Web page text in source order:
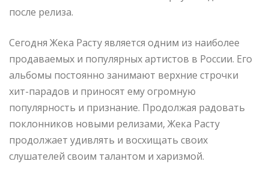
после релиза.
Сегодня Жека Расту является одним из наиболее
продаваемых и популярных артистов в России. Его
альбомы постоянно занимают верхние строчки
хит-парадов и приносят ему огромную
популярность и признание. Продолжая радовать
поклонников новыми релизами, Жека Расту
продолжает удивлять и восхищать своих
слушателей своим талантом и харизмой.